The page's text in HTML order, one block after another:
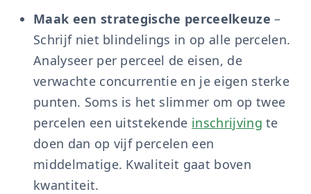
Maak een strategische perceelkeuze –
Schrijf niet blindelings in op alle percelen.
Analyseer per perceel de eisen, de
verwachte concurrentie en je eigen sterke
punten. Soms is het slimmer om op twee
percelen een uitstekende inschrijving te
doen dan op vijf percelen een
middelmatige. Kwaliteit gaat boven
kwantiteit.